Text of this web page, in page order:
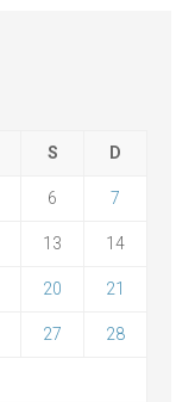
S D
6 7
13 14
20 21
27 28